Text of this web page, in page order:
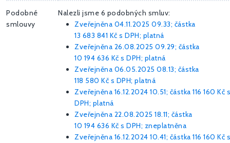
Podobné
smlouvy
Nalezli jsme 6 podobných smluv:
Zveřejněna 04.11.2025 09.33; částka
13 683 841 Kč s DPH; platná
Zveřejněna 26.08.2025 09.29; částka
10 194 636 Kč s DPH; platná
Zveřejněna 06.05.2025 08.13; částka
118 580 Kč s DPH; platná
Zveřejněna 16.12.2024 10.51; částka 116 160 Kč s
DPH; platná
Zveřejněna 22.08.2025 18.11; částka
10 194 636 Kč s DPH; zneplatněna
Zveřejněna 16.12.2024 10.41; částka 116 160 Kč s